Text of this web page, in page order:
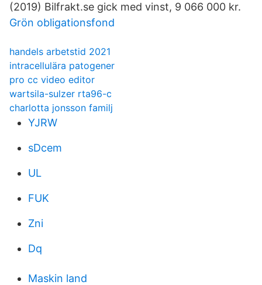
(2019) Bilfrakt.se gick med vinst, 9 066 000 kr.
Grön obligationsfond
handels arbetstid 2021
intracellulära patogener
pro cc video editor
wartsila-sulzer rta96-c
charlotta jonsson familj
YJRW
sDcem
UL
FUK
Zni
Dq
Maskin land